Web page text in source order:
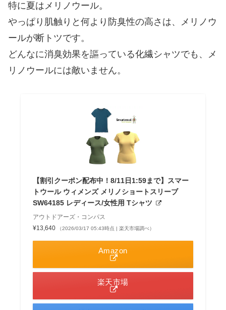
特に夏はメリノウール。
やっぱり肌触りと何より防臭性の高さは、メリノウ
ールが断トツです。
どんなに消臭効果を謳っている化繊シャツでも、メ
リノウールには敵いません。
【割引クーポン配布中！8/11日1:59まで】スマー
トウール ウィメンズ メリノショートスリーブ
SW64185 レディース/女性用 Tシャツ
アウトドアーズ・コンパス
¥13,640
（2026/03/17 05:43時点 | 楽天市場調べ）
Amazon
楽天市場